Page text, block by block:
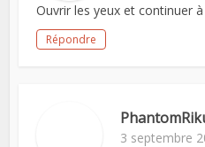
Ouvrir les yeux et continuer
Répondre
3 septembre